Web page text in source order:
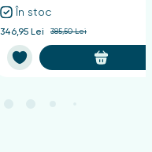
În stoc
346,95 Lei 385,50 Lei